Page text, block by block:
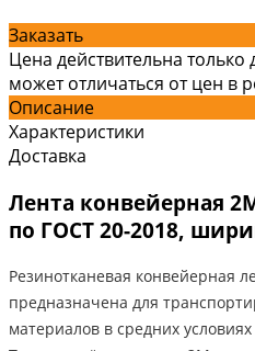
Заказать
Цена действительна только
может отличаться от цен в
Описание
Характеристики
Доставка
Лента конвейерная
по ГОСТ 20-2018,
Резинотканевая конвейерная
предназначена для
материалов в средних